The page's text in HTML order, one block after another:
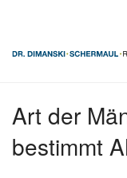
Art der
bestimmt